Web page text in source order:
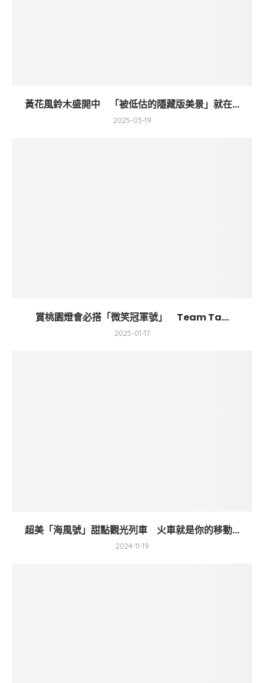
黃花風鈴木盛開中 「被低估的隱藏版美景」就在...
2025-03-19
賞桃園燈會必搭「微笑冠軍號」 Team Ta...
2025-01-17
超美「海風號」甜點觀光列車 火車就是你的移動...
2024-11-19